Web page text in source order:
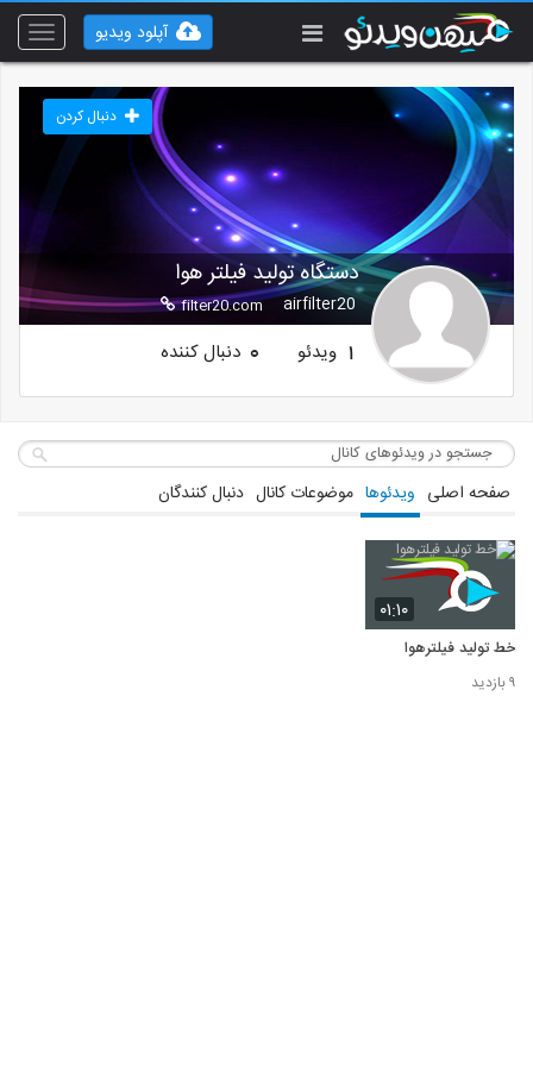
Toggle
آپلود ویدیو
دستگاه تولید فیلتر هوا
airfilter20
filter20.com
دنبال کردن
1 ویدئو 0 دنبال کننده
صفحه اصلی ویدئوها موضوعات کانال دنبال کنندگان
۰۱:۱۰
خط تولید فیلترهوا
۹ بازدید